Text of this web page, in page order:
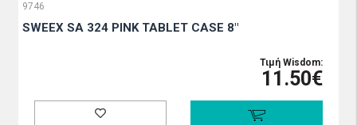
9746
SWEEX SA 324 PINK TABLET CASE 8"
Τιμή Wisdom:
11.50€